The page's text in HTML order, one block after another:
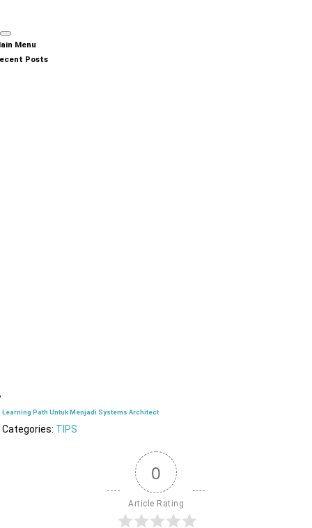
Menu
Posts
Learning Path Untuk Menjadi Systems Architect
Categories: TIPS
0
Article Rating